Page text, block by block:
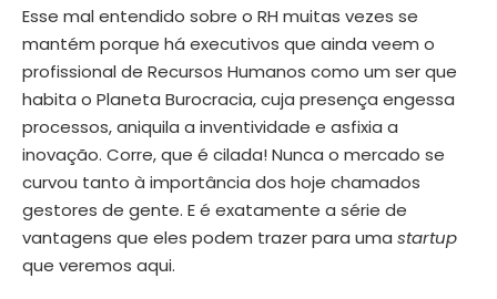
Esse mal entendido sobre o RH muitas vezes se
mantém porque há executivos que ainda veem o
profissional de Recursos Humanos como um ser que
habita o Planeta Burocracia, cuja presença engessa
processos, aniquila a inventividade e asfixia a
inovação. Corre, que é cilada! Nunca o mercado se
curvou tanto à importância dos hoje chamados
gestores de gente. E é exatamente a série de
vantagens que eles podem trazer para uma startup
que veremos aqui.